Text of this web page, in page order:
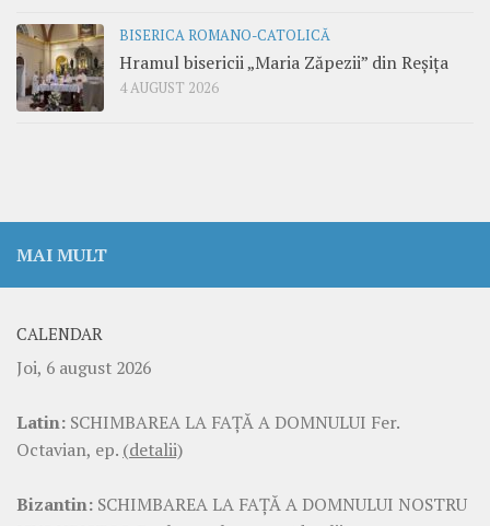
BISERICA ROMANO-CATOLICĂ
Hramul bisericii „Maria Zăpezii” din Reșița
4 AUGUST 2026
MAI MULT
CALENDAR
Joi, 6 august 2026
Latin: SCHIMBAREA LA FAŢĂ A DOMNULUI Fer.
Octavian, ep. (detalii)
Bizantin: SCHIMBAREA LA FAŢĂ A DOMNULUI NOSTRU